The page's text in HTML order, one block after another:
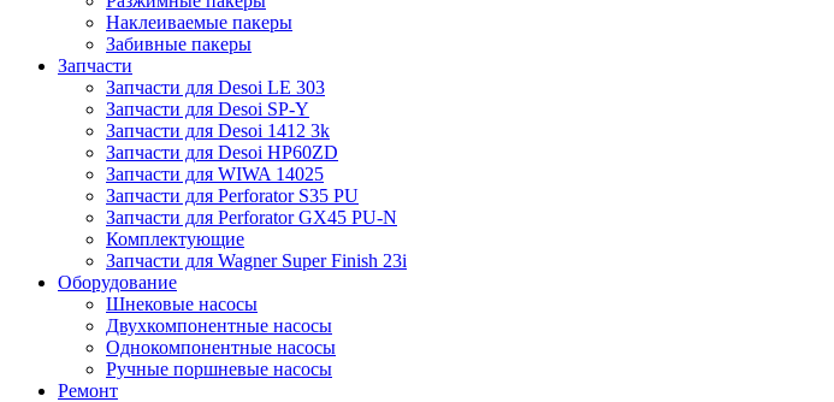
Наклеиваемые пакеры
Забивные пакеры
Запчасти
Запчасти для Desoi LE 303
Запчасти для Desoi SP-Y
Запчасти для Desoi 1412 3k
Запчасти для Desoi HP60ZD
Запчасти для WIWA 14025
Запчасти для Perforator S35 PU
Запчасти для Perforator GX45 PU-N
Комплектующие
Запчасти для Wagner Super Finish 23i
Оборудование
Шнековые насосы
Двухкомпонентные насосы
Однокомпонентные насосы
Ручные поршневые насосы
Ремонт